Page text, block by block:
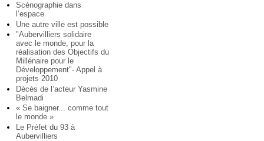
Scénographie dans
l’espace
Une autre ville est possible
"Aubervilliers solidaire
avec le monde, pour la
réalisation des Objectifs du
Millénaire pour le
Développement"- Appel à
projets 2010
Décès de l’acteur Yasmine
Belmadi
« Se baigner... comme tout
le monde »
Le Préfet du 93 à
Aubervilliers